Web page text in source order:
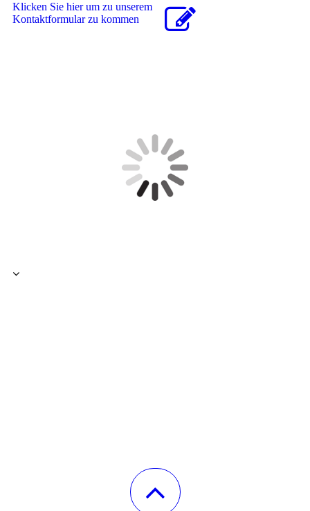
Klicken Sie hier um zu unserem
Kon­takt­for­mu­lar zu kommen